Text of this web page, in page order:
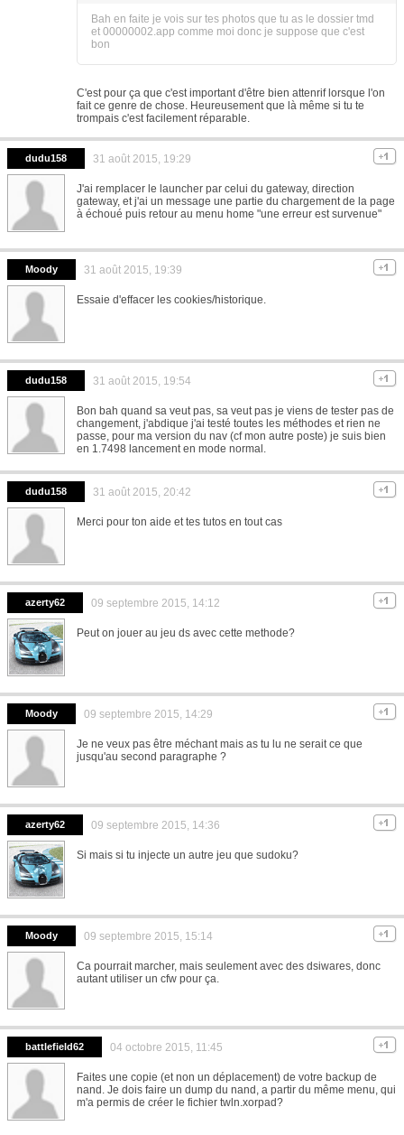
Bah en faite je vois sur tes photos que tu as le dossier tmd
et 00000002.app comme moi donc je suppose que c'est
bon
C'est pour ça que c'est important d'être bien attenrif lorsque l'on
fait ce genre de chose. Heureusement que là même si tu te
trompais c'est facilement réparable.
dudu158 31 août 2015, 19:29
J'ai remplacer le launcher par celui du gateway, direction
gateway, et j'ai un message une partie du chargement de la page
à échoué puis retour au menu home "une erreur est survenue"
Moody 31 août 2015, 19:39
Essaie d'effacer les cookies/historique.
dudu158 31 août 2015, 19:54
Bon bah quand sa veut pas, sa veut pas je viens de tester pas de
changement, j'abdique j'ai testé toutes les méthodes et rien ne
passe, pour ma version du nav (cf mon autre poste) je suis bien
en 1.7498 lancement en mode normal.
dudu158 31 août 2015, 20:42
Merci pour ton aide et tes tutos en tout cas
azerty62 09 septembre 2015, 14:12
Peut on jouer au jeu ds avec cette methode?
Moody 09 septembre 2015, 14:29
Je ne veux pas être méchant mais as tu lu ne serait ce que
jusqu'au second paragraphe ?
azerty62 09 septembre 2015, 14:36
Si mais si tu injecte un autre jeu que sudoku?
Moody 09 septembre 2015, 15:14
Ca pourrait marcher, mais seulement avec des dsiwares, donc
autant utiliser un cfw pour ça.
battlefield62 04 octobre 2015, 11:45
Faites une copie (et non un déplacement) de votre backup de
nand. Je dois faire un dump du nand, a partir du même menu, qui
m'a permis de créer le fichier twln.xorpad?